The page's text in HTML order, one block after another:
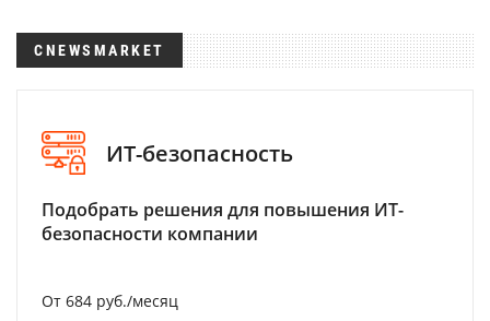
CNEWSMARKET
ИТ-безопасность
Подобрать решения для повышения ИТ-
безопасности компании
От 684 руб./месяц